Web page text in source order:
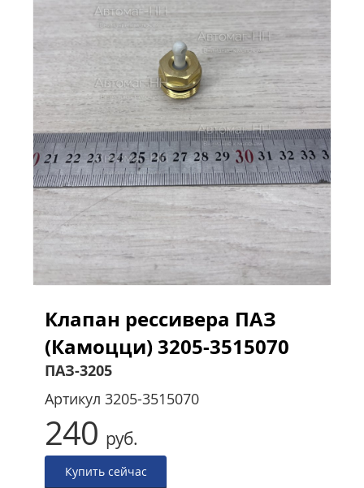
Клапан рессивера ПАЗ
(Камоцци) 3205-3515070
ПАЗ-3205
Артикул 3205-3515070
240 руб.
Купить сейчас